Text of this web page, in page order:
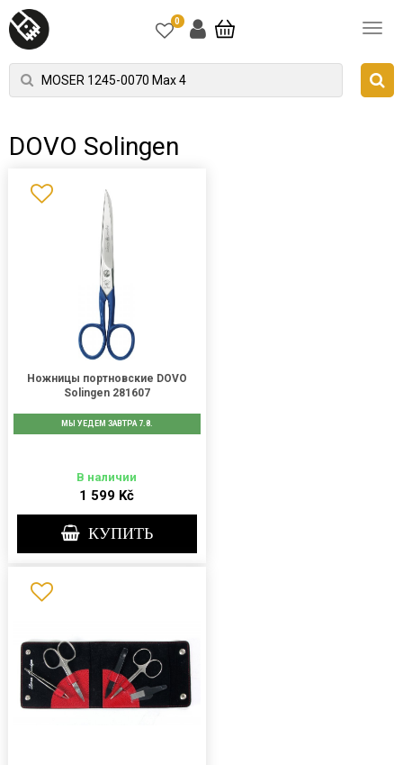
0
DOVO Solingen
Ножницы портновские DOVO
Solingen 281607
МЫ УЕДЕМ ЗАВТРА 7.8.
В наличии
1 599 Kč
КУПИТЬ